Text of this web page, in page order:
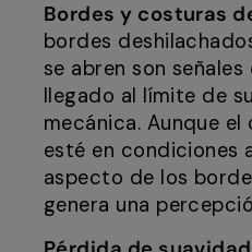
Bordes y costuras
bordes
se abren son
llegado al límite de
mecánica. Aunque
esté en condiciones
aspecto de los
genera una